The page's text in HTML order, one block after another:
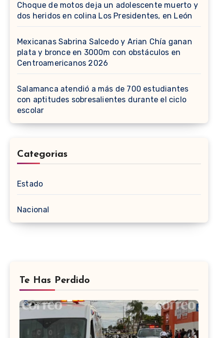
Choque de motos deja un adolescente muerto y
dos heridos en colina Los Presidentes, en León
Mexicanas Sabrina Salcedo y Arian Chía ganan
plata y bronce en 3000m con obstáculos en
Centroamericanos 2026
Salamanca atendió a más de 700 estudiantes
con aptitudes sobresalientes durante el ciclo
escolar
Categorias
Estado
Nacional
Te Has Perdido